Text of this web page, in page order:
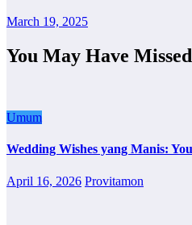
March 19, 2025
You May Have Missed
Umum
Wedding Wishes yang Manis:
April 16, 2026 Provitamon